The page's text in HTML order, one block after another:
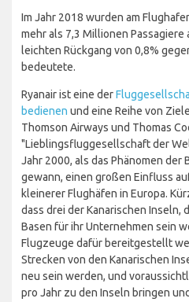
Im Jahr 2018 wurden am
mehr als 7,3 Millionen
leichten Rückgang von 0,8%
bedeutete.
Ryanair ist eine der
bedienen und eine Reihe von
Thomson Airways und Thomas
"Lieblingsfluggesellschaft der
Jahr 2000, als das Phänomen
gewann, einen großen Einfluss
kleinerer Flughäfen in Europa.
dass drei der Kanarischen Inseln,
Basen für ihr Unternehmen sein
Flugzeuge dafür bereitgestellt
Strecken von den Kanarischen
neu sein werden, und
pro Jahr zu den Inseln bringen